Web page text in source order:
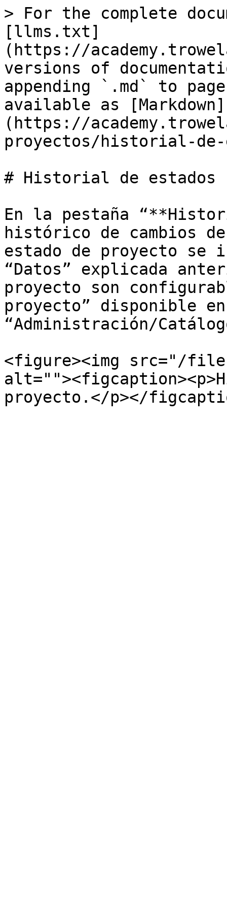
> For the complete
[llms.txt]
(https://
versions of
appending `.md` to
available as [Markdown]
(https://
proyectos/historial-de-
# Historial de estados
En la pestaña
histórico de cambios
estado de proyecto se
“Datos” explicada
proyecto son
proyecto” disponible en
“Administración/
<figure><img src="/files/